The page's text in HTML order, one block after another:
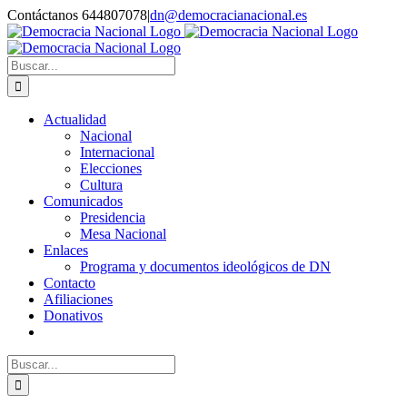
Saltar
al
contenido
Contáctanos 644807078|dn@democracianacional.es
Buscar:
Actualidad
Nacional
Internacional
Elecciones
Cultura
Comunicados
Presidencia
Mesa Nacional
Enlaces
Programa y documentos ideológicos de DN
Contacto
Afiliaciones
Donativos
Buscar: